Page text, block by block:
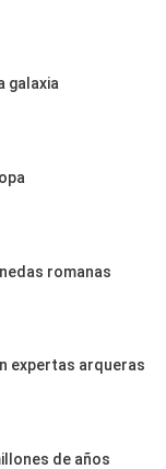
galaxia
romanas
expertas arqueras
de años